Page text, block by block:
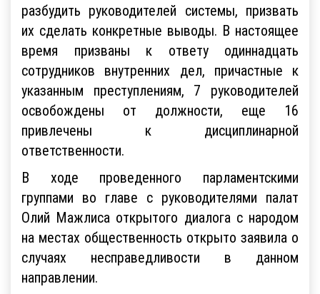
разбудить руководителей системы, призвать
их сделать конкретные выводы. В настоящее
время призваны к ответу одиннадцать
сотрудников внутренних дел, причастные к
указанным преступлениям, 7 руководителей
освобождены от должности, еще 16
привлечены к дисциплинарной
ответственности.
В ходе проведенного парламентскими
группами во главе с руководителями палат
Олий Мажлиса открытого диалога с народом
на местах общественность открыто заявила о
случаях несправедливости в данном
направлении.